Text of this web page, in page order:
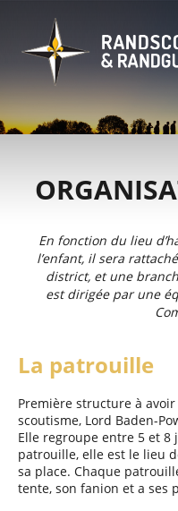
contenu
principal
Main
navigation
Header
En fonction du lieu
l’enfant, il sera
district, et une
est dirigée par une
La patrouille
Première structure à
scoutisme, Lord Baden-
Elle regroupe entre 5 et
patrouille, elle est le lieu
sa place. Chaque
tente, son fanion et a ses